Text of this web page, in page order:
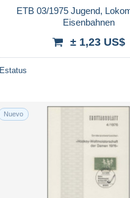
ETB 03/1975 Jugend,
Eisenbahnen
± 1,23 US$
Estatus
Nuevo